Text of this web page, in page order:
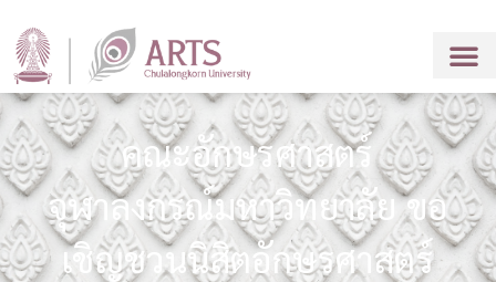
คณะอักษรศาสตร์
จุฬาลงกรณ์มหาวิทยาลัย ขอ
เชิญชวนนิสิตอักษรศาสตร์